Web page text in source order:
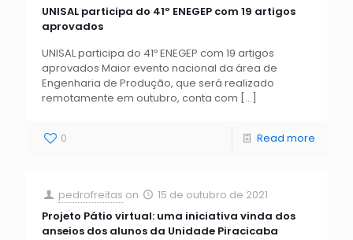
UNISAL participa do 41º ENEGEP com 19 artigos
aprovados
UNISAL participa do 41º ENEGEP com 19 artigos
aprovados Maior evento nacional da área de
Engenharia de Produção, que será realizado
remotamente em outubro, conta com […]
0 Read more
pedrofreitas on
15 de outubro de 2021
Projeto Pátio virtual: uma iniciativa vinda dos
anseios dos alunos da Unidade Piracicaba